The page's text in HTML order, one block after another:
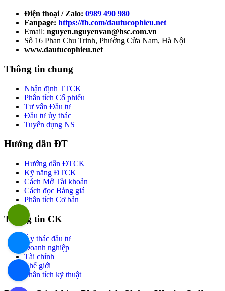
Điện thoại / Zalo: 0989 490 980
Fanpage: https://fb.com/dautucophieu.net
Email: nguyen.nguyenvan@hsc.com.vn
Số 16 Phan Chu Trinh, Phường Cửa Nam, Hà Nội
www.dautucophieu.net
Thông tin chung
Nhận định TTCK
Phân tích Cổ phiếu
Tư vấn Đầu tư
Đầu tư ủy thác
Tuyển dụng NS
Hướng dẫn ĐT
Hướng dẫn ĐTCK
Kỹ năng ĐTCK
Cách Mở Tài khoản
Cách đọc Bảng giá
Phân tích Cơ bản
Thông tin CK
Ủy thác đầu tư
Doanh nghiệp
Tài chính
Thế giới
Phân tích kỹ thuật